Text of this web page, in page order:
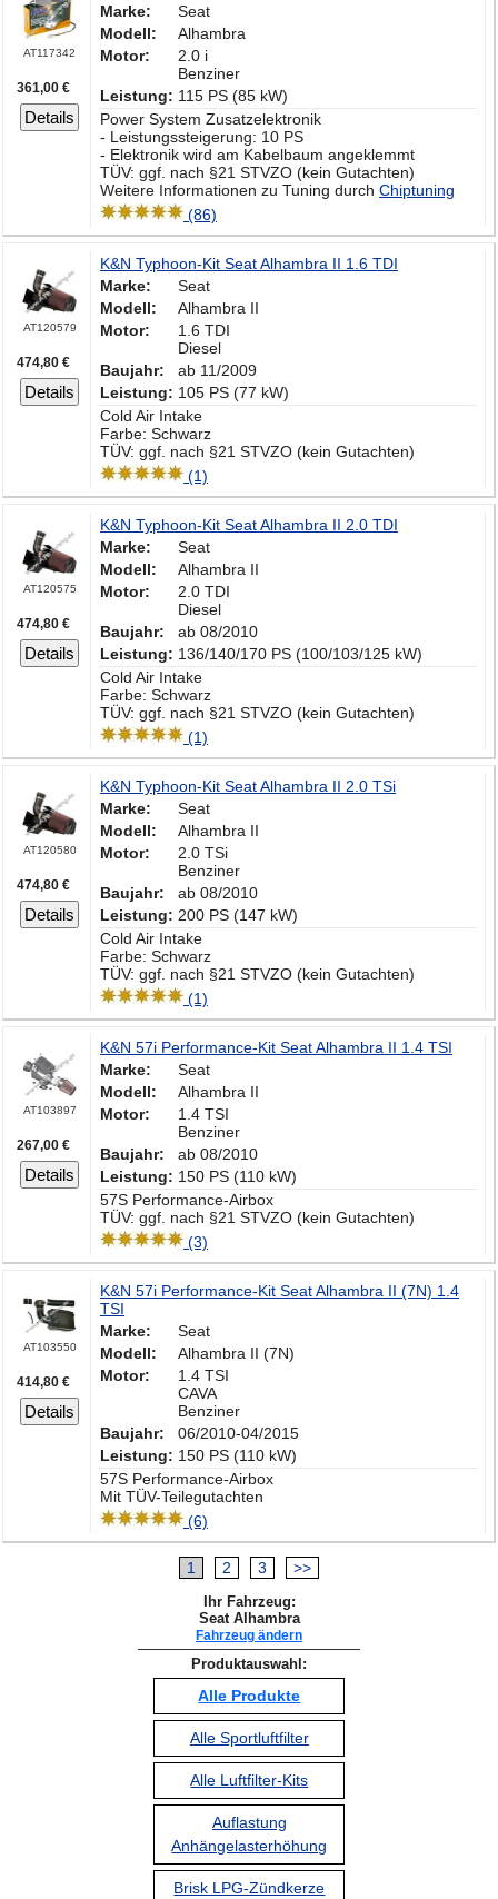
AT117342
361,00 €
Details
Marke:
Seat
Modell:
Alhambra
Motor:
2.0 i
Benziner
Leistung: 115 PS (85 kW)
Power System Zusatzelektronik
- Leistungssteigerung: 10 PS
- Elektronik wird am Kabelbaum angeklemmt
TÜV: ggf. nach §21 STVZO (kein Gutachten)
Weitere Informationen zu Tuning durch Chiptuning
(86)
AT120579
474,80 €
Details
K&N Typhoon-Kit Seat Alhambra II 1.6 TDI
Marke:
Seat
Modell:
Alhambra II
Motor:
1.6 TDI
Diesel
Baujahr:
ab 11/2009
Leistung: 105 PS (77 kW)
Cold Air Intake
Farbe: Schwarz
TÜV: ggf. nach §21 STVZO (kein Gutachten)
(1)
AT120575
474,80 €
Details
K&N Typhoon-Kit Seat Alhambra II 2.0 TDI
Marke:
Seat
Modell:
Alhambra II
Motor:
2.0 TDI
Diesel
Baujahr:
ab 08/2010
Leistung: 136/140/170 PS (100/103/125 kW)
Cold Air Intake
Farbe: Schwarz
TÜV: ggf. nach §21 STVZO (kein Gutachten)
(1)
AT120580
474,80 €
Details
K&N Typhoon-Kit Seat Alhambra II 2.0 TSi
Marke:
Seat
Modell:
Alhambra II
Motor:
2.0 TSi
Benziner
Baujahr:
ab 08/2010
Leistung: 200 PS (147 kW)
Cold Air Intake
Farbe: Schwarz
TÜV: ggf. nach §21 STVZO (kein Gutachten)
(1)
AT103897
267,00 €
Details
K&N 57i Performance-Kit Seat Alhambra II 1.4 TSI
Marke:
Seat
Modell:
Alhambra II
Motor:
1.4 TSI
Benziner
Baujahr:
ab 08/2010
Leistung: 150 PS (110 kW)
57S Performance-Airbox
TÜV: ggf. nach §21 STVZO (kein Gutachten)
(3)
AT103550
414,80 €
Details
K&N 57i Performance-Kit Seat Alhambra II (7N) 1.4
TSI
Marke:
Seat
Modell:
Alhambra II (7N)
Motor:
1.4 TSI
CAVA
Benziner
Baujahr:
06/2010-04/2015
Leistung: 150 PS (110 kW)
57S Performance-Airbox
Mit TÜV-Teilegutachten
(6)
1 2 3 >>
Ihr Fahrzeug:
Seat Alhambra
Fahrzeug ändern
Produktauswahl:
Alle Produkte
Alle Sportluftfilter
Alle Luftfilter-Kits
Auflastung
Anhängelasterhöhung
Brisk LPG-Zündkerze